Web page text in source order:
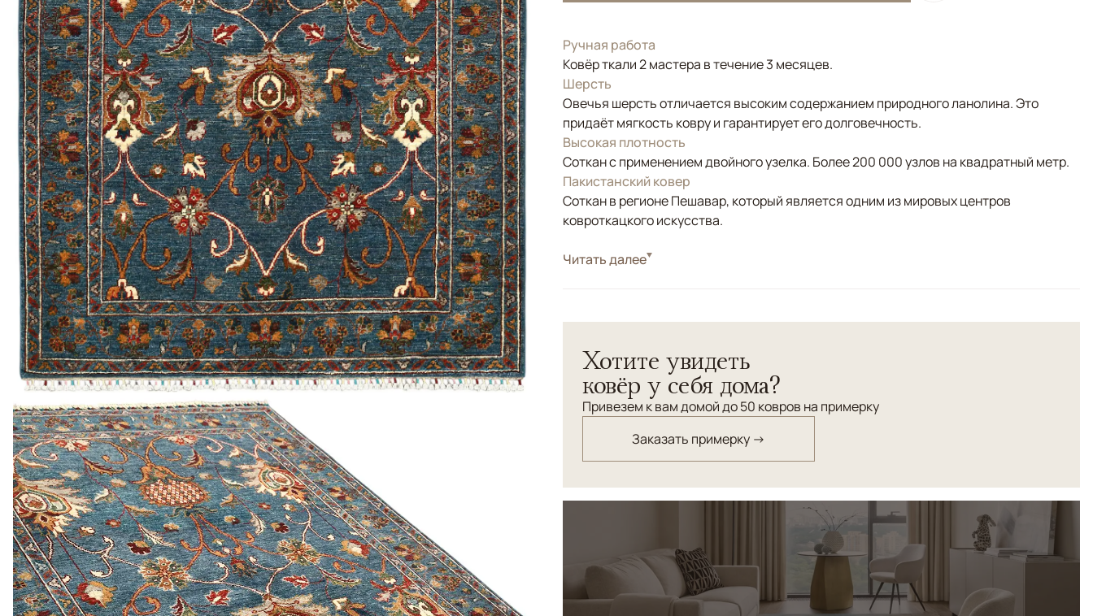
Ручная работа
Ковёр ткали 2 мастера в течение 3 месяцев.
Шерсть
Овечья шерсть отличается высоким содержанием природного ланолина. Это
придаёт мягкость ковру и гарантирует его долговечность.
Высокая плотность
Соткан с применением двойного узелка. Более 200 000 узлов на квадратный метр.
Пакистанский ковер
Соткан в регионе Пешавар, который является одним из мировых центров
ковроткацкого искусства.
СтильКлассические
утонченного стиля. Роскошный синий фон подчеркивает изысканные цветочные
мотивы в теплых оттенках бежевого, бордового и золотистого, создавая
гармоничное и выразительное оформление. Натуральная шерсть ручной работы
придает ковру мягкость, долговечность и благородный вид. Такой ковер станет не
только украшением, но и акцентным элементом вашего интерьера,
Читать далее
Хотите увидеть
ковёр у себя дома?
Привезем к вам домой до 50 ковров на примерку
Заказать примерку →